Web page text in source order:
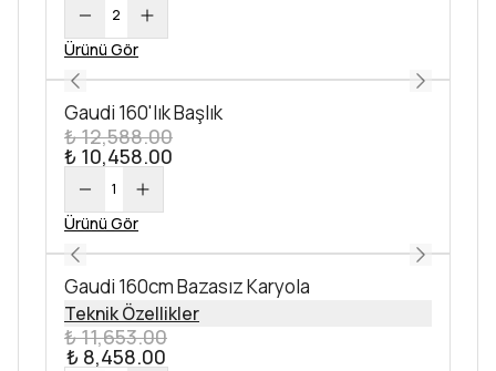
2
Ürünü Gör
Gaudi 160'lık Başlık
₺ 12,588.00
₺ 10,458.00
1
Ürünü Gör
Gaudi 160cm Bazasız Karyola
Teknik Özellikler
₺ 11,653.00
₺ 8,458.00